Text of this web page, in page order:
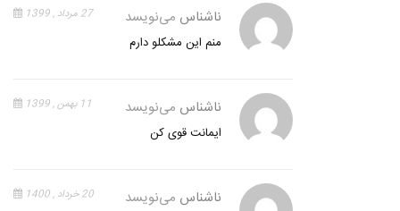
ناشناس می‌نویسد 27 مرداد , 1399
منم این مشکلو دارم
ناشناس می‌نویسد 11 بهمن , 1399
ایمانت قوی کن
ناشناس می‌نویسد 20 خرداد , 1400